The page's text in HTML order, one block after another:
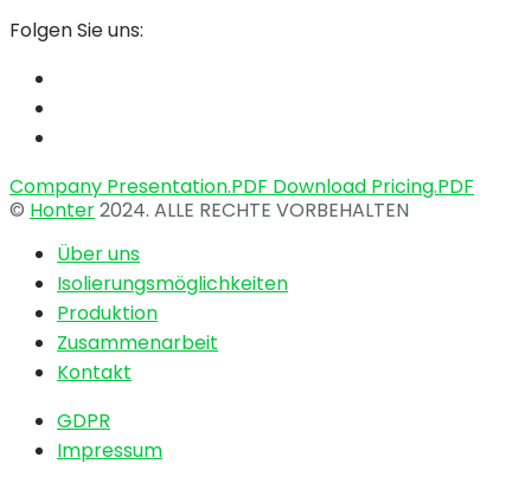
Folgen Sie uns:
Company Presentation.PDF Download Pricing.PDF
© Honter2024. ALLE RECHTE VORBEHALTEN
Über uns
Isolierungsmöglichkeiten
Produktion
Zusammenarbeit
Kontakt
GDPR
Impressum